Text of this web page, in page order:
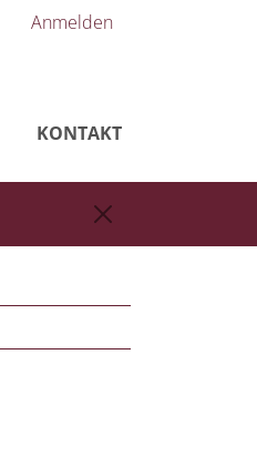
Anmelden
KONTAKT